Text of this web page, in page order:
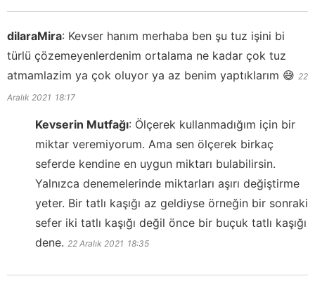
dilaraMira: Kevser hanım merhaba ben şu tuz işini bi
türlü çözemeyenlerdenim ortalama ne kadar çok tuz
atmamlazim ya çok oluyor ya az benim yaptıklarım 😅 22
Aralık 2021 18:17
Kevserin Mutfağı: Ölçerek kullanmadığım için bir
miktar veremiyorum. Ama sen ölçerek birkaç
seferde kendine en uygun miktarı bulabilirsin.
Yalnızca denemelerinde miktarları aşırı değiştirme
yeter. Bir tatlı kaşığı az geldiyse örneğin bir sonraki
sefer iki tatlı kaşığı değil önce bir buçuk tatlı kaşığı
dene. 22 Aralık 2021 18:35